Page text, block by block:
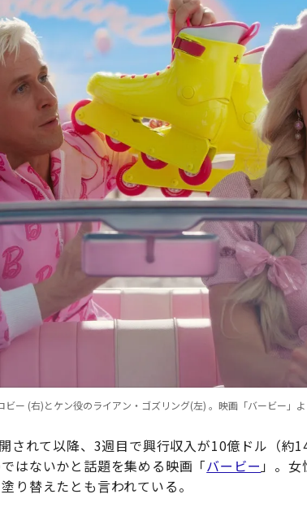
ビー (右)とケン役のライアン・ゴズリング(左) 。映画「バービー」
されて以降、3週目で興行収入が10億ドル（約
はないかと話題を集める映画「バービー」。女
り替えたとも言われている。